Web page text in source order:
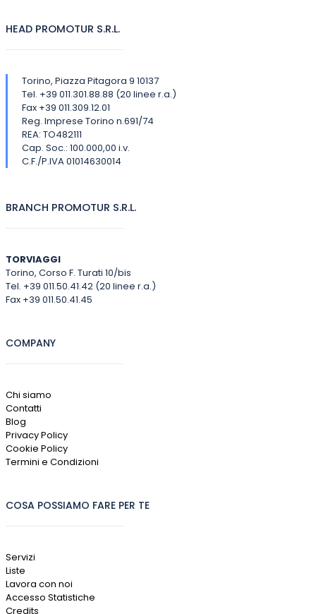
HEAD PROMOTUR S.R.L.
Torino, Piazza Pitagora 9 10137
Tel. +39 011.301.88.88 (20 linee r.a.)
Fax +39 011.309.12.01
Reg. Imprese Torino n.691/74
REA: TO482111
Cap. Soc.: 100.000,00 i.v.
C.F./P.IVA 01014630014
BRANCH PROMOTUR S.R.L.
TORVIAGGI
Torino, Corso F. Turati 10/bis
Tel. +39 011.50.41.42 (20 linee r.a.)
Fax +39 011.50.41.45
COMPANY
Chi siamo
Contatti
Blog
Privacy Policy
Cookie Policy
Termini e Condizioni
COSA POSSIAMO FARE PER TE
Servizi
Liste
Lavora con noi
Accesso Statistiche
Credits